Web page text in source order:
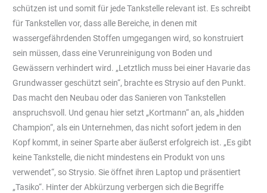
schützen ist und somit für jede Tankstelle relevant ist. Es schreibt
für Tankstellen vor, dass alle Bereiche, in denen mit
wassergefährdenden Stoffen umgegangen wird, so konstruiert
sein müssen, dass eine Verunreinigung von Boden und
Gewässern verhindert wird. „Letztlich muss bei einer Havarie das
Grundwasser geschützt sein“, brachte es Strysio auf den Punkt.
Das macht den Neubau oder das Sanieren von Tankstellen
anspruchsvoll. Und genau hier setzt „Kortmann“ an, als „hidden
Champion“, als ein Unternehmen, das nicht sofort jedem in den
Kopf kommt, in seiner Sparte aber äußerst erfolgreich ist. „Es gibt
keine Tankstelle, die nicht mindestens ein Produkt von uns
verwendet“, so Strysio. Sie öffnet ihren Laptop und präsentiert
„Tasiko“. Hinter der Abkürzung verbergen sich die Begriffe